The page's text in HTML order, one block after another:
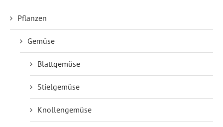
Pflanzen
Gemüse
Blattgemüse
Stielgemüse
Knollengemüse